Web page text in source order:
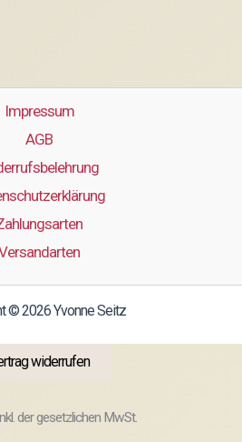
Impressum
AGB
© 2026 Yvonne Seitz
widerrufen
der gesetzlichen MwSt.